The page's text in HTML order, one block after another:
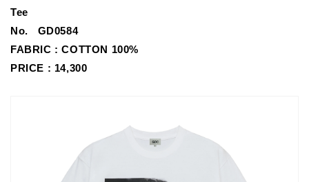
Tee
No.
GD0584
FABRIC : COTTON 100%
PRICE : 14,300